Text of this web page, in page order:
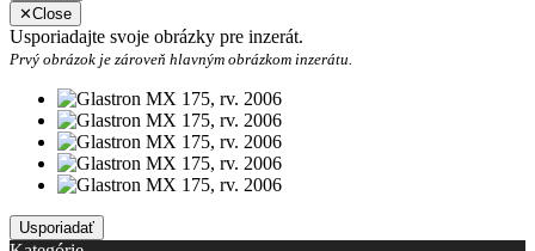
✕Close
Usporiadajte svoje obrázky pre inzerát.
Prvý obrázok je zároveň hlavným obrázkom inzerátu.